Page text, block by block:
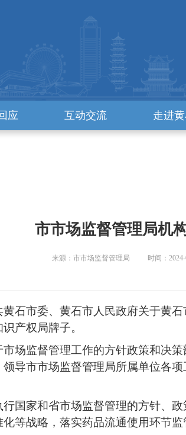
应 互动交流 走进
市市场监督管理局机
来源：市市场监督管理局 时间：2024-
石市委、黄石市人民政府关于黄石
产权局牌子。
场监督管理工作的方针政策和决
导市市场监督管理局所属单位各
行国家和省市场监督管理的方针、
等战略，落实药品流通使用环节